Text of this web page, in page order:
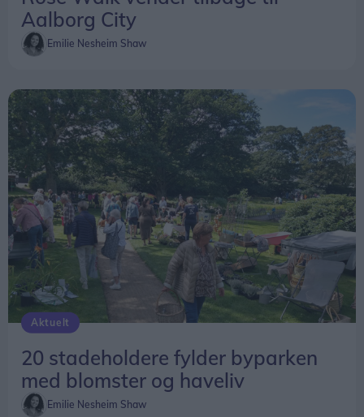
Aalborg City
Emilie Nesheim Shaw
Aktuelt
20 stadeholdere fylder byparken
med blomster og haveliv
Emilie Nesheim Shaw